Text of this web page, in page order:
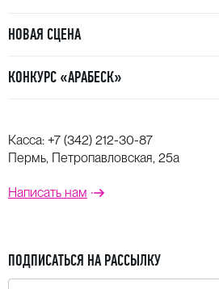
НОВАЯ СЦЕНА
КОНКУРС «АРАБЕСК»
Касса: +7 (342) 212-30-87
Пермь, Петропавловская, 25а
Написать нам
ПОДПИСАТЬСЯ НА РАССЫЛКУ